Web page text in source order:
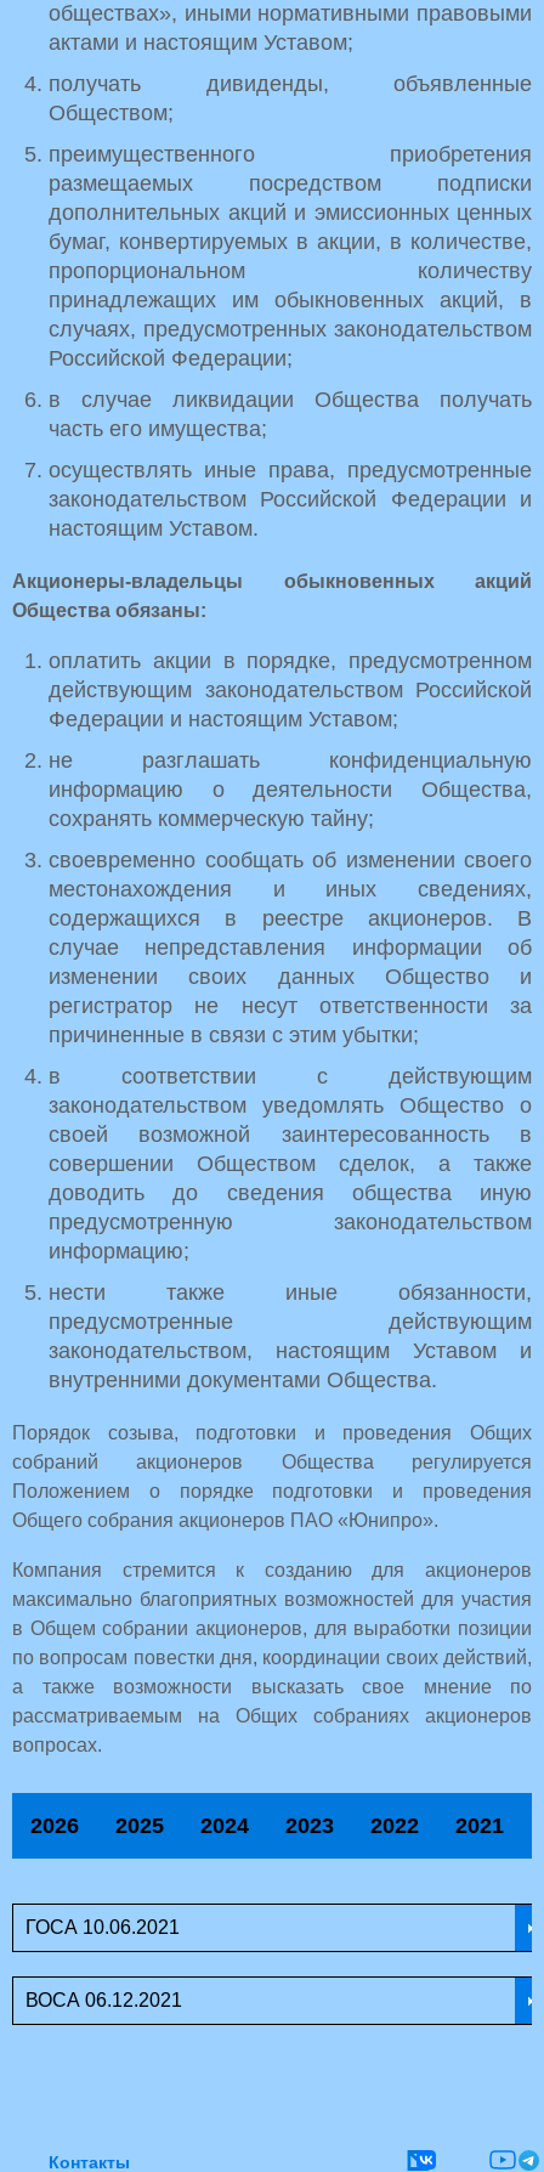
обществах», иными нормативными правовыми
актами и настоящим Уставом;
получать дивиденды, объявленные
Обществом;
преимущественного приобретения
размещаемых посредством подписки
дополнительных акций и эмиссионных ценных
бумаг, конвертируемых в акции, в количестве,
пропорциональном количеству
принадлежащих им обыкновенных акций, в
случаях, предусмотренных законодательством
Российской Федерации;
в случае ликвидации Общества получать
часть его имущества;
осуществлять иные права, предусмотренные
законодательством Российской Федерации и
настоящим Уставом.
Акционеры-владельцы обыкновенных акций
Общества обязаны:
оплатить акции в порядке, предусмотренном
действующим законодательством Российской
Федерации и настоящим Уставом;
не разглашать конфиденциальную
информацию о деятельности Общества,
сохранять коммерческую тайну;
своевременно сообщать об изменении своего
местонахождения и иных сведениях,
содержащихся в реестре акционеров. В
случае непредставления информации об
изменении своих данных Общество и
регистратор не несут ответственности за
причиненные в связи с этим убытки;
в соответствии с действующим
законодательством уведомлять Общество о
своей возможной заинтересованность в
совершении Обществом сделок, а также
доводить до сведения общества иную
предусмотренную законодательством
информацию;
нести также иные обязанности,
предусмотренные действующим
законодательством, настоящим Уставом и
внутренними документами Общества.
Порядок созыва, подготовки и проведения Общих
собраний акционеров Общества регулируется
Положением о порядке подготовки и проведения
Общего собрания акционеров ПАО «Юнипро».
Компания стремится к созданию для акционеров
максимально благоприятных возможностей для участия
в Общем собрании акционеров, для выработки позиции
по вопросам повестки дня, координации своих действий,
а также возможности высказать свое мнение по
рассматриваемым на Общих собраниях акционеров
вопросах.
2026 2025 2024 2023 2022 2021
ГОСА 10.06.2021
ВОСА 06.12.2021
Контакты